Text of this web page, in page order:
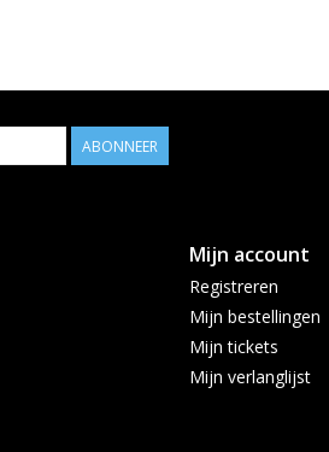
ABONNEER
Mijn account
Registreren
Mijn bestellingen
Mijn tickets
Mijn verlanglijst